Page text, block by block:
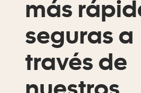
más
seguras a
través de